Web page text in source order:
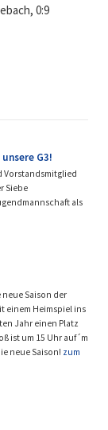
0:9
G3!
Vorstandsmitglied
Siebe
als
Saison der
einem Heimspiel ins
Jahr einen Platz
ist um 15 Uhr auf´m
neue Saison! zum